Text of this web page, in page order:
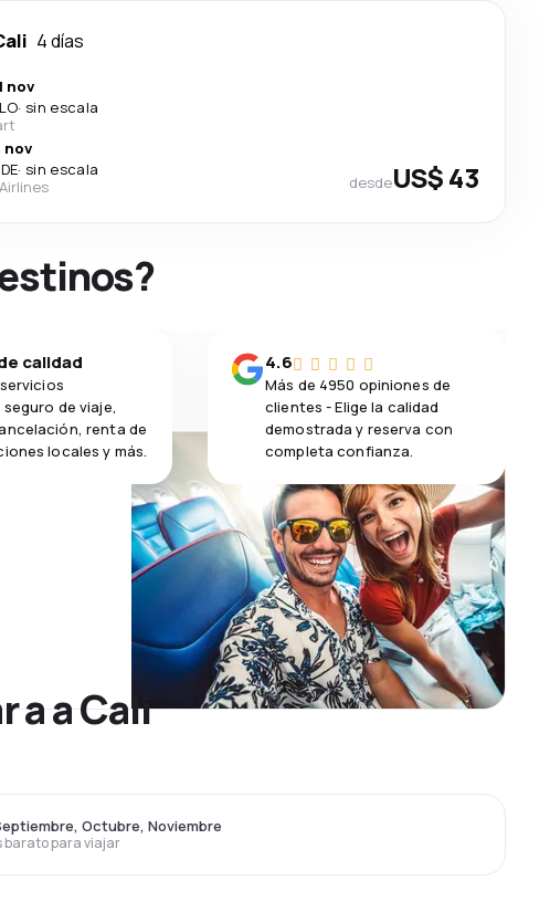
4 días
nov
· sin escala
nov
· sin escala
desdeUS$ 43
calidad
de viaje,
renta de
locales y más.
4.6
Más de 4950 opiniones de
clientes - Elige la calidad
demostrada y reserva con
completa confianza.
a a Cali
barato para viajar
Octubre, Noviembre